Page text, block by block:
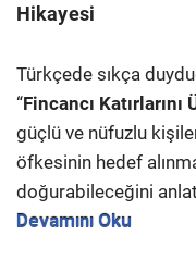
Hikayesi
Türkçede sıkça
“Fincancı Katırlarını
güçlü ve nüfuzlu
öfkesinin hedef
doğurabileceğini
Devamını Oku